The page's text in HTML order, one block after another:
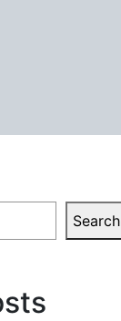
Search